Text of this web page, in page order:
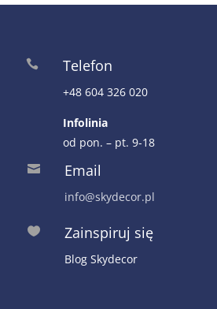
 Telefon
+48 604 326 020
Infolinia
od pon. – pt. 9-18
 Email
info@skydecor.pl
 Zainspiruj się
Blog Skydecor